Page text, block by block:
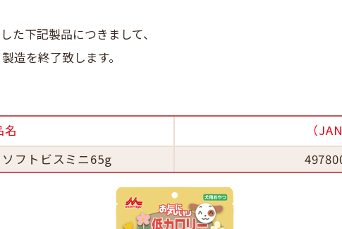
た下記製品につきまして、
造を終了致します。
名
（
フトビスミニ65g